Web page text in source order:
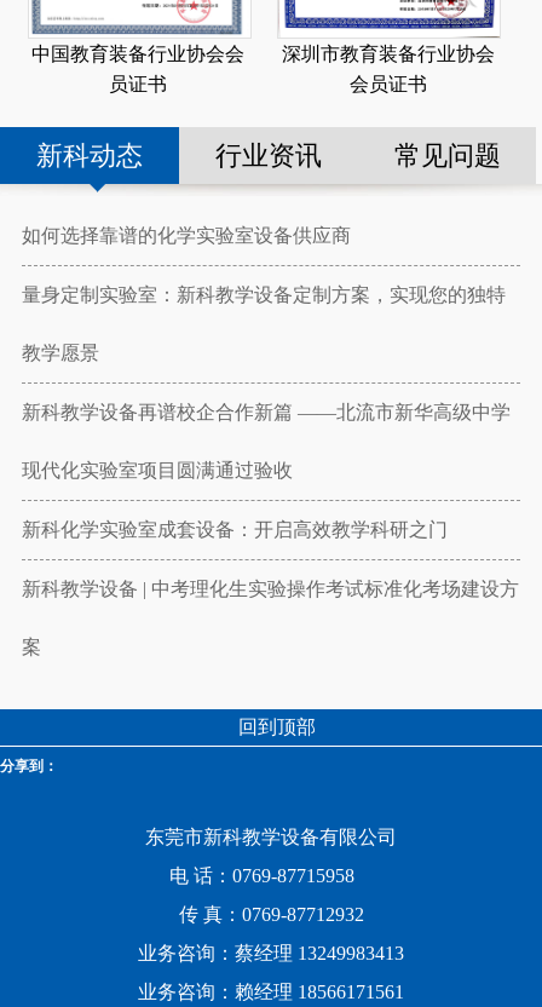
中国教育装备行业协会会
员证书
深圳市教育装备行业协会
会员证书
新科动态 行业资讯 常见问题
如何选择靠谱的化学实验室设备供应商
量身定制实验室：新科教学设备定制方案，实现您的独特
教学愿景
新科教学设备再谱校企合作新篇 ——北流市新华高级中学
现代化实验室项目圆满通过验收
新科化学实验室成套设备：开启高效教学科研之门
新科教学设备 | 中考理化生实验操作考试标准化考场建设方
案
回到顶部
分享到：
东莞市新科教学设备有限公司
电 话：0769-87715958
传 真：0769-87712932
业务咨询：蔡经理 13249983413
业务咨询：赖经理 18566171561